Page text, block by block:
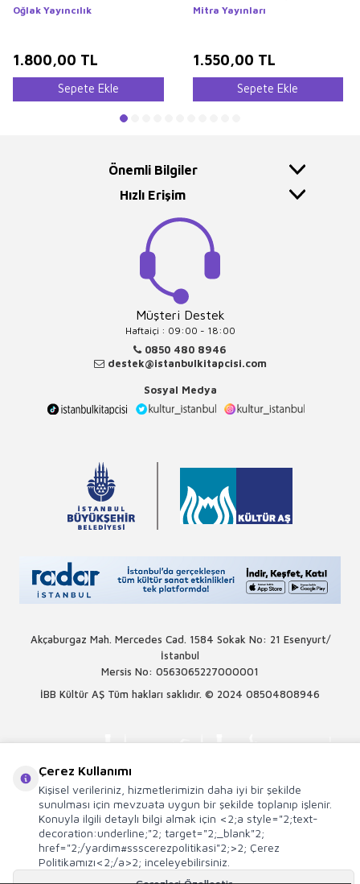
Oğlak Yayıncılık
1.800,00 TL
Sepete Ekle
Mitra Yayınları
1.550,00 TL
Sepete Ekle
Önemli Bilgiler
Hızlı Erişim
Müşteri Destek
Haftaiçi : 09:00 - 18:00
0850 480 8946
destek@istanbulkitapcisi.com
Sosyal Medya
Akçaburgaz Mah. Mercedes Cad. 1584 Sokak No: 21 Esenyurt/
İstanbul
Mersis No: 0563065227000001
İBB Kültür AŞ Tüm hakları saklıdır. © 2024 08504808946
Çerez Kullanımı
Kişisel verileriniz, hizmetlerimizin daha iyi bir şekilde
sunulması için mevzuata uygun bir şekilde toplanıp işlenir.
Konuyla ilgili detaylı bilgi almak için <2;a style="2;text-
decoration:underline;"2; target="2;_blank"2;
href="2;/yardim#ssscerezpolitikasi"2;>2; Çerez
Politikamızı<2;/a>2; inceleyebilirsiniz.